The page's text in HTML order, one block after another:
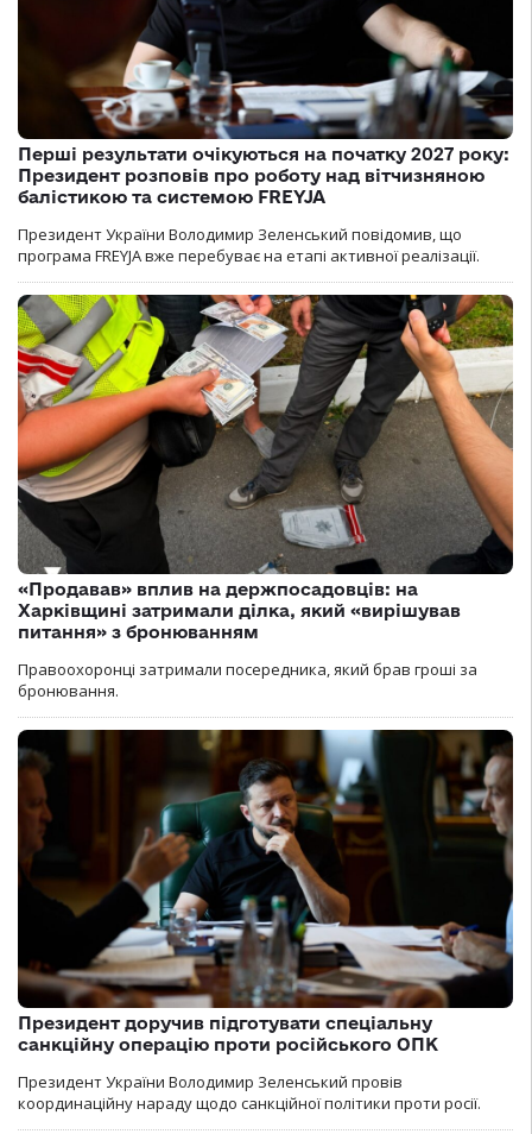
Перші результати очікуються на початку 2027 року:
Президент розповів про роботу над вітчизняною
балістикою та системою FREYJA
Президент України Володимир Зеленський повідомив, що
програма FREYJA вже перебуває на етапі активної реалізації.
«Продавав» вплив на держпосадовців: на
Харківщині затримали ділка, який «вирішував
питання» з бронюванням
Правоохоронці затримали посередника, який брав гроші за
бронювання.
Президент доручив підготувати спеціальну
санкційну операцію проти російського ОПК
Президент України Володимир Зеленський провів
координаційну нараду щодо санкційної політики проти росії.